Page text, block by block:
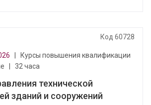
Код 60728
Курсы повышения квалификации
32 часа
технической
зданий и сооружений